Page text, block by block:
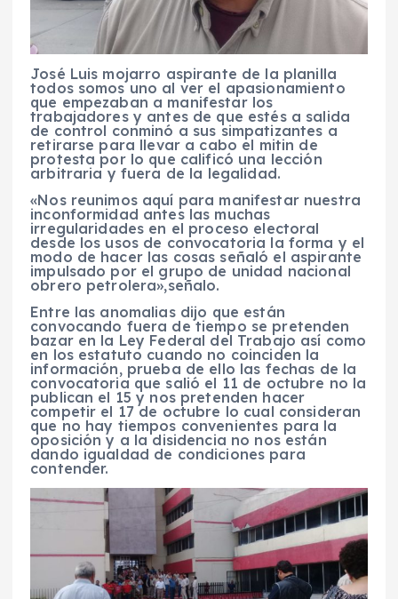
José Luis mojarro aspirante de la planilla
todos somos uno al ver el apasionamiento
que empezaban a manifestar los
trabajadores y antes de que estés a salida
de control conminó a sus simpatizantes a
retirarse para llevar a cabo el mitin de
protesta por lo que calificó una lección
arbitraria y fuera de la legalidad.
«Nos reunimos aquí para manifestar nuestra
inconformidad antes las muchas
irregularidades en el proceso electoral
desde los usos de convocatoria la forma y el
modo de hacer las cosas señaló el aspirante
impulsado por el grupo de unidad nacional
obrero petrolera»,señalo.
Entre las anomalias dijo que están
convocando fuera de tiempo se pretenden
bazar en la Ley Federal del Trabajo así como
en los estatuto cuando no coinciden la
información, prueba de ello las fechas de la
convocatoria que salió el 11 de octubre no la
publican el 15 y nos pretenden hacer
competir el 17 de octubre lo cual consideran
que no hay tiempos convenientes para la
oposición y a la disidencia no nos están
dando igualdad de condiciones para
contender.